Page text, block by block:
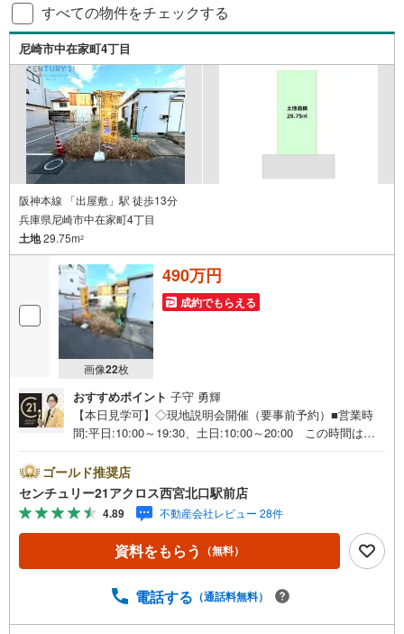
すべての物件をチェックする
尼崎市中在家町4丁目
阪神本線 「出屋敷」駅 徒歩13分
兵庫県尼崎市中在家町4丁目
土地29.75m2
画像22枚
490万円
成約でもらえる
おすすめポイント 子守 勇輝
【本日見学可】◇現地説明会開催（要事前予約）■営業時
間:平日:10:00～19:30、土日:10:00～20:00 この時間はお
件ございません。お好みのハウスメーカーで建築が可能で
す。阪神本線「尼崎」駅まで徒歩約13分。＝＝センチュリ
ー21アクロスグループの3つの特徴＝＝＝■センチュリー21
グループで28年連続No.1（1997年～2024年兵庫地区仲介実
績） 尼崎・伊丹・西宮・宝塚にて8店舗展開中。阪神間で
の購入や売却は当店にお任せ下さい■お客様駐車場、キッズ
お越しも大歓迎です。 お子様連れでもご安心ください。■
ゴールド推奨店
センチュリー21アクロス西宮北口駅前店
4.89 不動産会社レビュー 28件
資料をもらう （無料）
電話する （通話料無料）